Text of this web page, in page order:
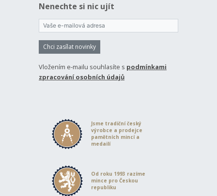
Nenechte si nic ujít
Chci zasílat novinky
Vložením e-mailu souhlasíte s podmínkami
zpracování osobních údajů
Jsme tradiční český
výrobce a prodejce
pamětních mincí a
medailí
Od roku 1993 razíme
mince pro Českou
republiku